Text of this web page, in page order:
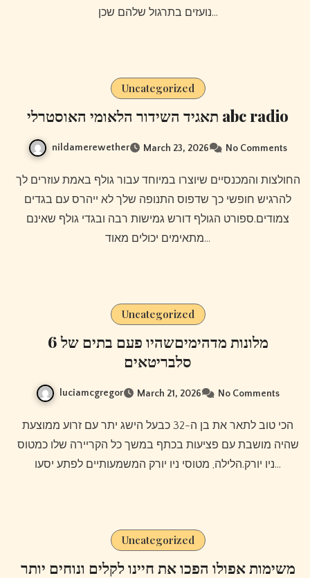
נועזים בתרגול שלהם שכן…
Uncategorized
תאגיד השידור הלאומי האוסטרלי abc radio
nildamerewether March 23, 2026 No Comments
החולצות והמכנסיים שיוצרו במיוחד עבור גולף באמת עוזרים לך
להרגיש חופשי כך שדפוס התנופה שלך לא ייהרס עם בגדים
צמודים.ספורט הגולף דורש גמישות רבה ובגדי גולף שאינם
מתאימים יכולים מאוד…
Uncategorized
6 מלונות מדהימיםשהיו פעם בתים של
סלבריטאים
luciamcgregor March 21, 2026 No Comments
הכי טוב לתאר את בן ה-32 כבעל הישג יתר עם זרוע ממוצעת
שהיה מושבת עם פציעות בכתף ​​במשך כל הקריירה שלו כמטוס
ניו יורק.הלילה, מטוסי ניו יורק המשמעותיים לפתע יסעו…
Uncategorized
משימות אפולו הפכו את חיינו לקלים ונוחים יותר